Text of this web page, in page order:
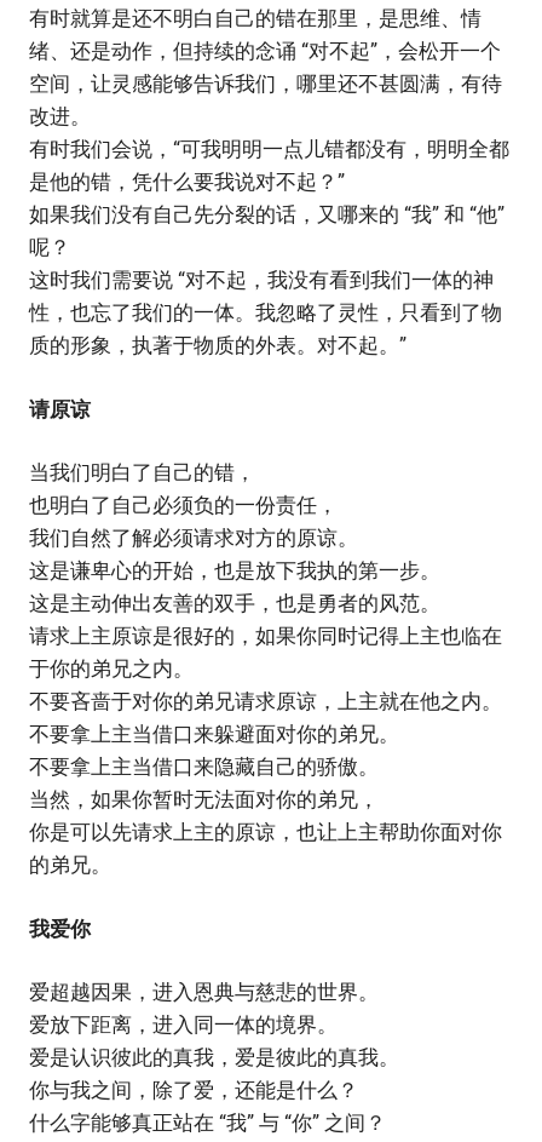
有时就算是还不明白自己的错在那里，是思维、情
绪、还是动作，但持续的念诵 “对不起”，会松开一个
空间，让灵感能够告诉我们，哪里还不甚圆满，有待
改进。
有时我们会说，“可我明明一点儿错都没有，明明全都
是他的错，凭什么要我说对不起？”
如果我们没有自己先分裂的话，又哪来的 “我” 和 “他”
呢？
这时我们需要说 “对不起，我没有看到我们一体的神
性，也忘了我们的一体。我忽略了灵性，只看到了物
质的形象，执著于物质的外表。对不起。”
请原谅
当我们明白了自己的错，
也明白了自己必须负的一份责任，
我们自然了解必须请求对方的原谅。
这是谦卑心的开始，也是放下我执的第一步。
这是主动伸出友善的双手，也是勇者的风范。
请求上主原谅是很好的，如果你同时记得上主也临在
于你的弟兄之内。
不要吝啬于对你的弟兄请求原谅，上主就在他之内。
不要拿上主当借口来躲避面对你的弟兄。
不要拿上主当借口来隐藏自己的骄傲。
当然，如果你暂时无法面对你的弟兄，
你是可以先请求上主的原谅，也让上主帮助你面对你
的弟兄。
我爱你
爱超越因果，进入恩典与慈悲的世界。
爱放下距离，进入同一体的境界。
爱是认识彼此的真我，爱是彼此的真我。
你与我之间，除了爱，还能是什么？
什么字能够真正站在 “我” 与 “你” 之间？